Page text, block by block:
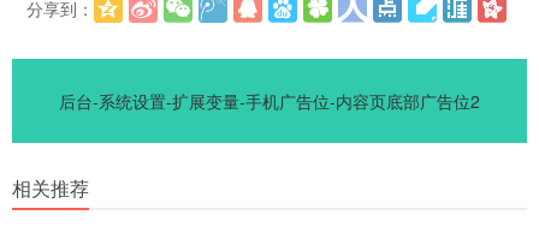
分享到：
后台-系统设置-扩展变量-手机广告位-内容页底部广告位2
相关推荐